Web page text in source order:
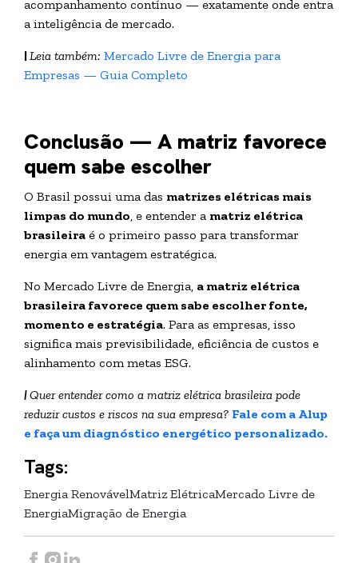
acompanhamento contínuo — exatamente onde entra
a inteligência de mercado.
|Leia também: Mercado Livre de Energia para
Empresas — Guia Completo
Conclusão — A matriz favorece
quem sabe escolher
O Brasil possui uma das matrizes elétricas mais
limpas do mundo, e entender a matriz elétrica
brasileira é o primeiro passo para transformar
energia em vantagem estratégica.
No Mercado Livre de Energia, a matriz elétrica
brasileira favorece quem sabe escolher fonte,
momento e estratégia. Para as empresas, isso
significa mais previsibilidade, eficiência de custos e
alinhamento com metas ESG.
|Quer entender como a matriz elétrica brasileira pode
reduzir custos e riscos na sua empresa? Fale com a Alup
e faça um diagnóstico energético personalizado.
Tags:
Energia RenovávelMatriz ElétricaMercado Livre de
EnergiaMigração de Energia